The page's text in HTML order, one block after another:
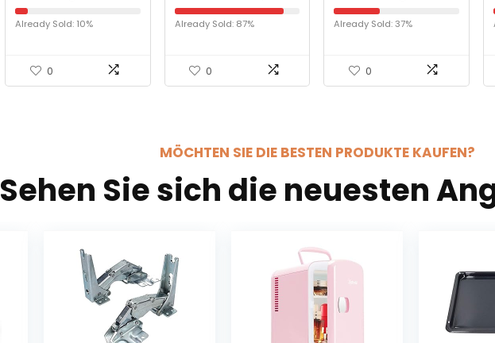
Waschmaschine,
Trockner,
Sonnenschutz,
Already Sold: 10%
0
Haushaltsklein Gläser
Waschmaschine,
Zahnspange, Schmuck,
Already Sold: 87%
0
Kühlschränke mit Kühl-
und Heizfunktion, DC /
AC für Auto und
Mini-Kühlschränke mit
Temperaturbedienfeld
Already Sold: 37%
0
MÖCHTEN SIE DIE BESTEN PRODUKTE KAUFEN?
Sehen Sie sich die neuesten